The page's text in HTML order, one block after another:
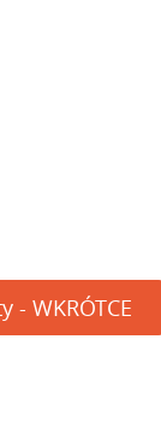
WKRÓTCE